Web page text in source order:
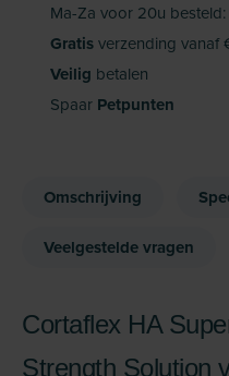
Ma-Za voor 20u besteld:
Gratisverzending vanaf
Veilig betalen
Spaar Petpunten
Omschrijving
Veelgestelde vragen
Cortaflex HA
Strength Solution